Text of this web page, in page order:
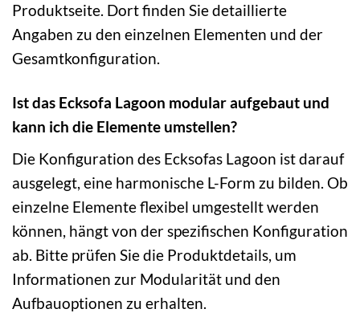
Produktseite. Dort finden Sie detaillierte
Angaben zu den einzelnen Elementen und der
Gesamtkonfiguration.
Ist das Ecksofa Lagoon modular aufgebaut und
kann ich die Elemente umstellen?
Die Konfiguration des Ecksofas Lagoon ist darauf
ausgelegt, eine harmonische L-Form zu bilden. Ob
einzelne Elemente flexibel umgestellt werden
können, hängt von der spezifischen Konfiguration
ab. Bitte prüfen Sie die Produktdetails, um
Informationen zur Modularität und den
Aufbauoptionen zu erhalten.